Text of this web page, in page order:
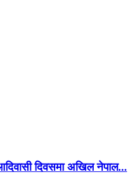
दिवसमा अखिल नेपाल...